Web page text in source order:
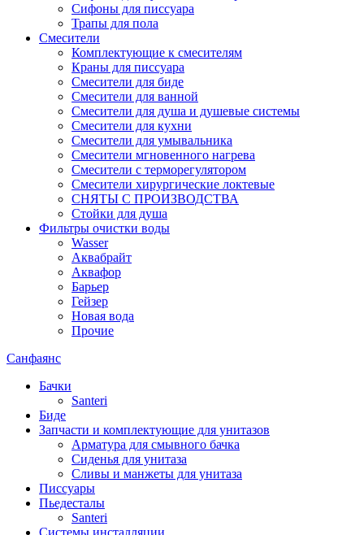
Сифоны для писсуара
Трапы для пола
Смесители
Комплектующие к смесителям
Краны для писсуара
Смесители для биде
Смесители для ванной
Смесители для душа и душевые системы
Смесители для кухни
Смесители для умывальника
Смесители мгновенного нагрева
Смесители с терморегулятором
Смесители хирургические локтевые
СНЯТЫ С ПРОИЗВОДСТВА
Стойки для душа
Фильтры очистки воды
Wasser
Аквабрайт
Аквафор
Барьер
Гейзер
Новая вода
Прочие
Санфаянс
Бачки
Santeri
Биде
Запчасти и комплектующие для унитазов
Арматура для смывного бачка
Сиденья для унитаза
Сливы и манжеты для унитаза
Писсуары
Пьедесталы
Santeri
Системы инсталляции